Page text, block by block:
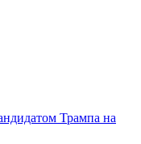
Трампа на